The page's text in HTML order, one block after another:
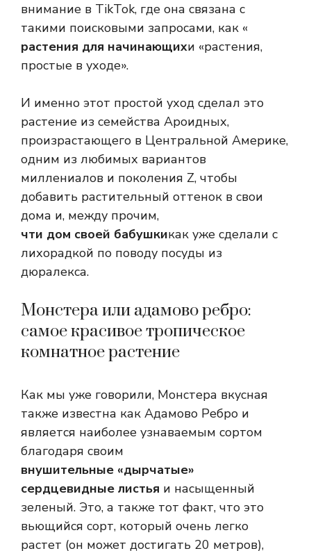
внимание в TikTok, где она связана с
такими поисковыми запросами, как «
растения для начинающихи «растения,
простые в уходе».
И именно этот простой уход сделал это
растение из семейства Ароидных,
произрастающего в Центральной Америке,
одним из любимых вариантов
миллениалов и поколения Z, чтобы
добавить растительный оттенок в свои
дома и, между прочим,
чти дом своей бабушкикак уже сделали с
лихорадкой по поводу посуды из
дюралекса.
Монстера или адамово ребро:
самое красивое тропическое
комнатное растение
Как мы уже говорили, Монстера вкусная
также известна как Адамово Ребро и
является наиболее узнаваемым сортом
благодаря своим
внушительные «дырчатые»
сердцевидные листья и насыщенный
зеленый. Это, а также тот факт, что это
вьющийся сорт, который очень легко
растет (он может достигать 20 метров),